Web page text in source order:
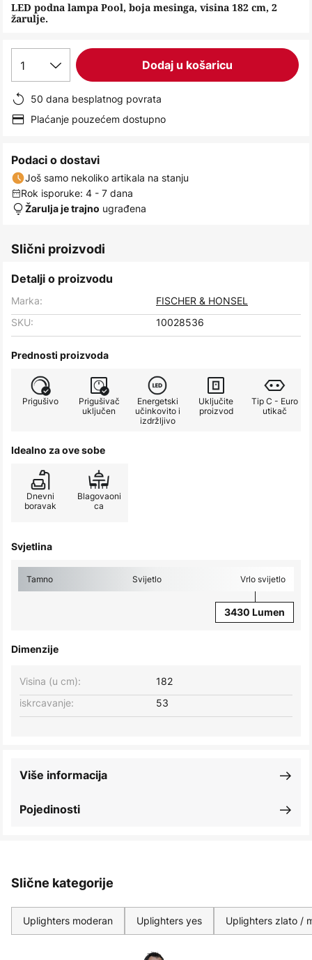
the
images
gallery
LED podna lampa Pool, boja mesinga, visina 182 cm, 2
žarulje.
1 Dodaj u košaricu
50 dana besplatnog povrata
Plaćanje pouzećem dostupno
Podaci o dostavi
Još samo nekoliko artikala na stanju
Rok isporuke: 4 - 7 dana
Žarulja je trajno ugrađena
Slični proizvodi
Detalji o proizvodu
Marka:
FISCHER & HONSEL
SKU:
10028536
Prednosti proizvoda
Prigušivo
Prigušivač
uključen
Energetski
učinkovito i
izdržljivo
Uključite
proizvod
Tip C - Euro
utikač
Idealno za ove sobe
Dnevni
boravak
Blagovaoni
ca
Svjetlina
Tamno Svijetlo Vrlo svijetlo
3430 Lumen
Dimenzije
Visina (u cm):
182
iskrcavanje:
53
Pojedinosti
Više informacija
Slične kategorije
Uplighters moderan Uplighters yes Uplighters zlato /